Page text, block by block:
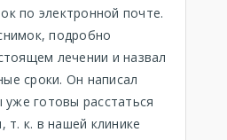
по электронной почте.
подробно
лечении и назвал
сроки. Он написал
готовы расстаться
т. к. в нашей клинике